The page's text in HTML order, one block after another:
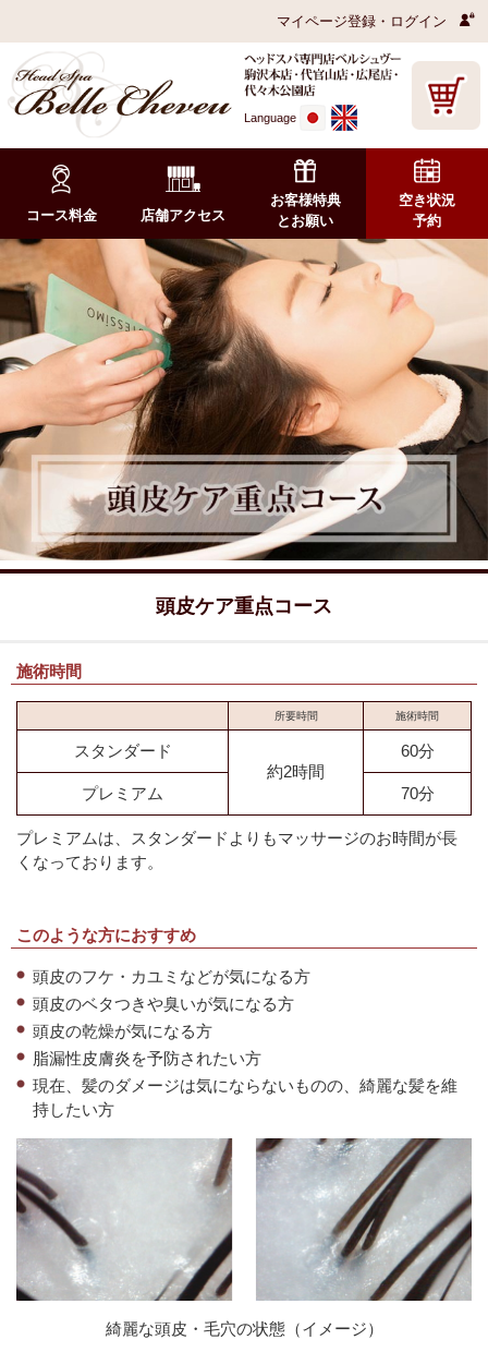
マイページ登録・ログイン
Language
コース料金 店舗アクセス
お客様特典
とお願い
空き状況
予約
頭皮ケア重点コース
施術時間
所要時間 施術時間
スタンダード
約2時間
60分
プレミアム 70分
プレミアムは、スタンダードよりもマッサージのお時間が長
くなっております。
このような方におすすめ
頭皮のフケ・カユミなどが気になる方
頭皮のベタつきや臭いが気になる方
頭皮の乾燥が気になる方
脂漏性皮膚炎を予防されたい方
現在、髪のダメージは気にならないものの、綺麗な髪を維
持したい方
綺麗な頭皮・毛穴の状態（イメージ）